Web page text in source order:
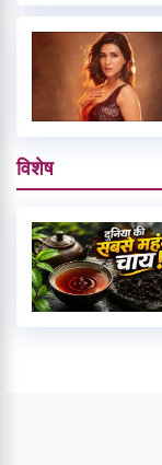
विशेष